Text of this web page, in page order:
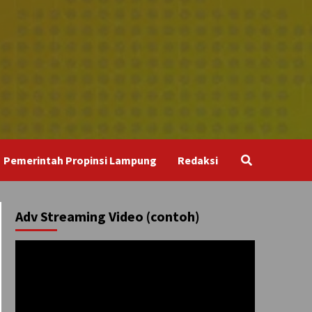
Pemerintah Propinsi Lampung Redaksi
Adv Streaming Video (contoh)